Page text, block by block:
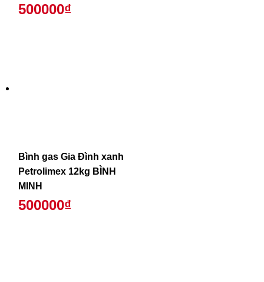
500000₫
Bình gas Gia Đình xanh
Petrolimex 12kg BÌNH
MINH
500000₫